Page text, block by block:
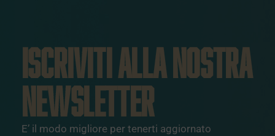
ISCRIVITI ALLA NOSTRA
NEWSLETTER
E’ il modo migliore per tenerti aggiornato